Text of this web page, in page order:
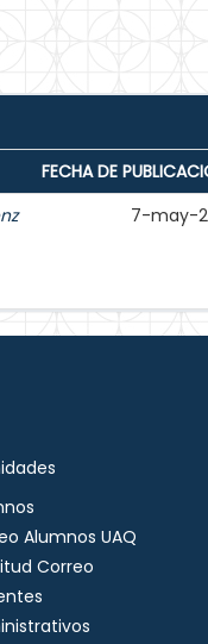
FECHA DE
7-may-
Alumnos UAQ
Correo